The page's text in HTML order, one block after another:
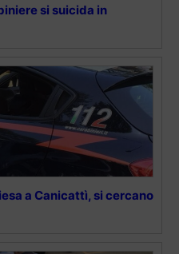
si suicida in
a Canicattì, si cercano